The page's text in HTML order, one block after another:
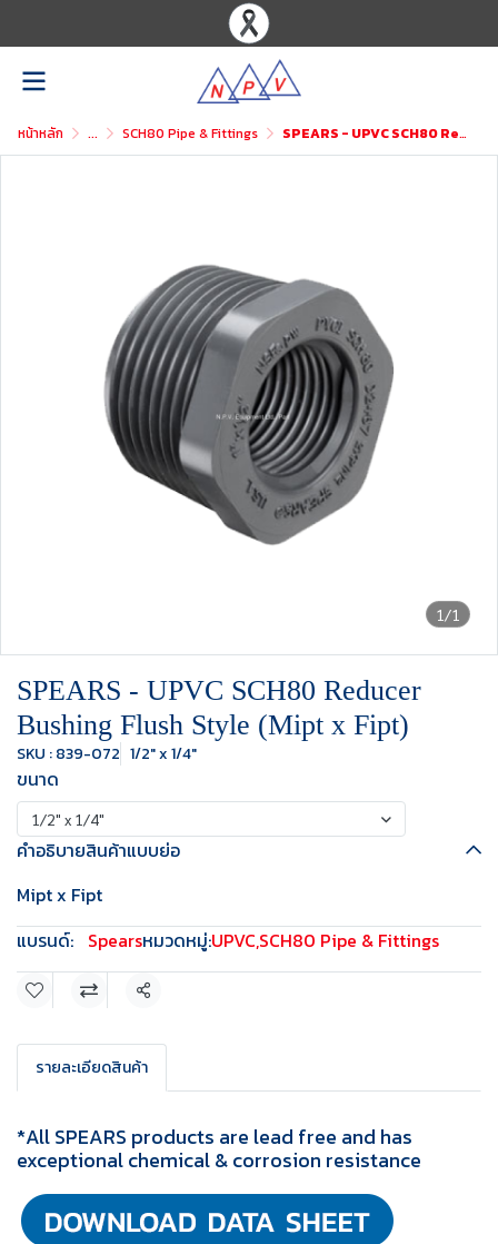
หน้าหลัก ... SCH80 Pipe & Fittings SPEARS - UPVC SCH80 Reducer Bushing Flush Style (Mipt x Fipt)
1/1
SPEARS - UPVC SCH80 Reducer
Bushing Flush Style (Mipt x Fipt)
SKU : 839-072 1/2" x 1/4"
ขนาด
1/2" x 1/4"
คำอธิบายสินค้าแบบย่อ
Mipt x Fipt
แบรนด์: Spearsหมวดหมู่:UPVC,SCH80 Pipe & Fittings
แชร์
รายละเอียดสินค้า
*All SPEARS products are lead free and has
exceptional chemical & corrosion resistance